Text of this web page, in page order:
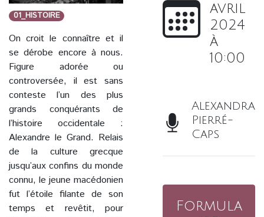
01_HISTOIRE
On croit le connaître et il
se dérobe encore à nous.
Figure adorée ou
controversée, il est sans
conteste l’un des plus
grands conquérants de
l’histoire occidentale :
Alexandre le Grand. Relais
de la culture grecque
jusqu’aux confins du monde
connu, le jeune macédonien
fut l’étoile filante de son
temps et revêtit, pour
avril
2024
à
10:00
Alexandra
Pierré-
Caps
Formula